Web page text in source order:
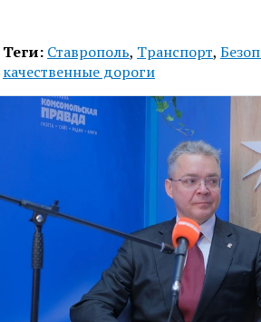
Теги: Ставрополь, Транспорт,
качественные дороги